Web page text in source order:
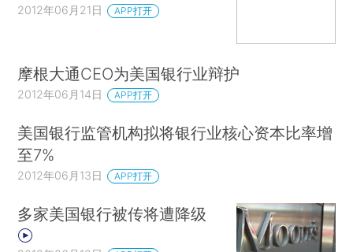
2012年06月21日 APP打开
摩根大通CEO为美国银行业辩护
2012年06月14日 APP打开
美国银行监管机构拟将银行业核心资本比率增
至7%
2012年06月13日 APP打开
多家美国银行被传将遭降级